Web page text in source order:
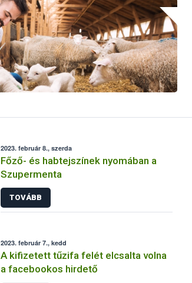
2023. február 8., szerda
Főző- és habtejszínek nyomában a
Szupermenta
TOVÁBB
2023. február 7., kedd
A kifizetett tűzifa felét elcsalta volna
a facebookos hirdető